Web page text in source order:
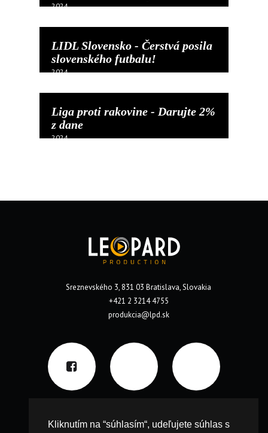
Kliknutím na “súhlasím“, udeľujete súhlas s
2024
LIDL Slovensko - Čerstvá posila
slovenského futbalu!
2024
Liga proti rakovine - Darujte 2%
z dane
2024
Sreznevského 3, 831 03 Bratislava, Slovakia
+421 2 3214 4755
produkcia@lpd.sk